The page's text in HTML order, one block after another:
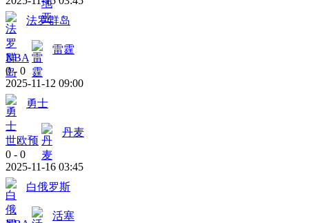
法罗群岛
NBA
雷霆
0 - 0
2025-11-12 09:00
勇士
世欧预
丹麦
0 - 0
2025-11-16 03:45
白俄罗斯
活塞